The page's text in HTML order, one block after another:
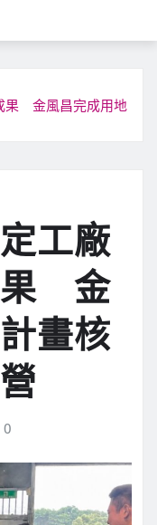
果 金風昌完成用地
工廠
果 金
畫核
0